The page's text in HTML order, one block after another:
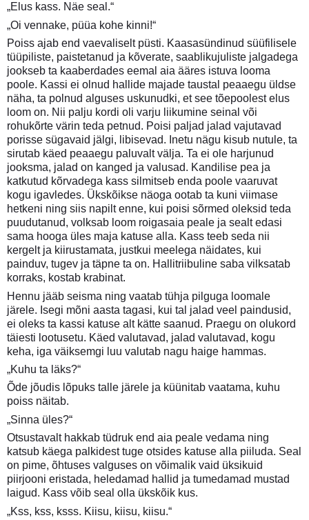
„Elus kass. Näe seal.“
„Oi vennake, püüa kohe kinni!“
Poiss ajab end vaevaliselt püsti. Kaasasündinud süüfilisele
tüüpiliste, paistetanud ja kõverate, saablikujuliste jalgadega
jookseb ta kaaberdades eemal aia ääres istuva looma
poole. Kassi ei olnud hallide majade taustal peaaegu üldse
näha, ta polnud alguses uskunudki, et see tõepoolest elus
loom on. Nii palju kordi oli varju liikumine seinal või
rohukõrte värin teda petnud. Poisi paljad jalad vajutavad
porisse sügavaid jälgi, libisevad. Inetu nägu kisub nutule, ta
sirutab käed peaaegu paluvalt välja. Ta ei ole harjunud
jooksma, jalad on kanged ja valusad. Kandilise pea ja
katkutud kõrvadega kass silmitseb enda poole vaaruvat
kogu igavledes. Ükskõikse näoga ootab ta kuni viimase
hetkeni ning siis napilt enne, kui poisi sõrmed oleksid teda
puudutanud, volksab loom roigasaia peale ja sealt edasi
sama hooga üles maja katuse alla. Kass teeb seda nii
kergelt ja kiirustamata, justkui meelega näidates, kui
painduv, tugev ja täpne ta on. Hallitriibuline saba vilksatab
korraks, kostab krabinat.
Hennu jääb seisma ning vaatab tühja pilguga loomale
järele. Isegi mõni aasta tagasi, kui tal jalad veel paindusid,
ei oleks ta kassi katuse alt kätte saanud. Praegu on olukord
täiesti lootusetu. Käed valutavad, jalad valutavad, kogu
keha, iga väiksemgi luu valutab nagu haige hammas.
„Kuhu ta läks?“
Õde jõudis lõpuks talle järele ja küünitab vaatama, kuhu
poiss näitab.
„Sinna üles?“
Otsustavalt hakkab tüdruk end aia peale vedama ning
katsub käega palkidest tuge otsides katuse alla piiluda. Seal
on pime, õhtuses valguses on võimalik vaid üksikuid
piirjooni eristada, heledamad hallid ja tumedamad mustad
laigud. Kass võib seal olla ükskõik kus.
„Kss, kss, ksss. Kiisu, kiisu, kiisu.“